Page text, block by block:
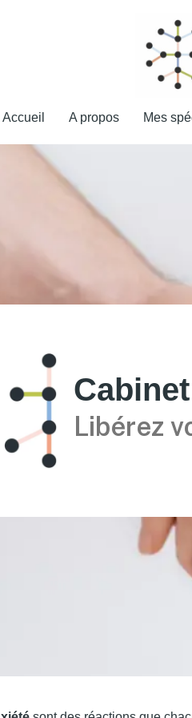
Accueil A propos Mes
Libérez